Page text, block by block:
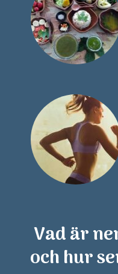
Vad är
och hur